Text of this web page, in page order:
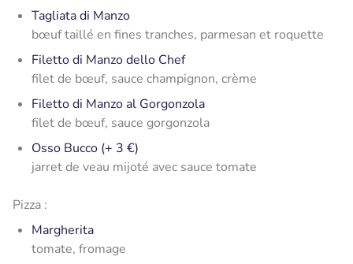
Tagliata di Manzo
bœuf taillé en fines tranches, parmesan et roquette
Filetto di Manzo dello Chef
filet de bœuf, sauce champignon, crème
Filetto di Manzo al Gorgonzola
filet de bœuf, sauce gorgonzola
Osso Bucco (+ 3 €)
jarret de veau mijoté avec sauce tomate
Pizza :
Margherita
tomate, fromage